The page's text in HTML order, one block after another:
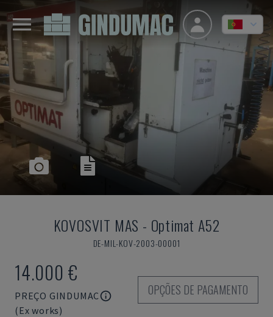
KOVOSVIT MAS - Optimat A52
DE-MIL-KOV-2003-00001
14.000 €
PREÇO GINDUMAC
(Ex works)
OPÇÕES DE PAGAMENTO